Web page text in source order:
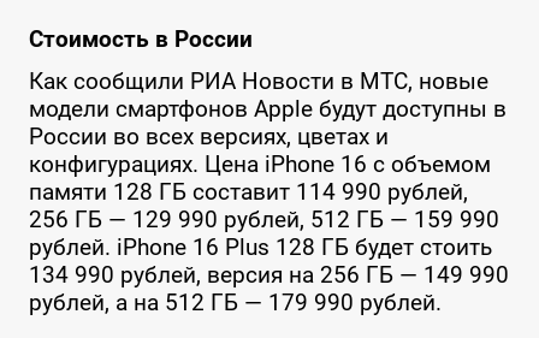
Стоимость в России
Как сообщили РИА Новости в МТС, новые
модели смартфонов Apple будут доступны в
России во всех версиях, цветах и
конфигурациях. Цена iPhone 16 с объемом
памяти 128 ГБ составит 114 990 рублей,
256 ГБ — 129 990 рублей, 512 ГБ — 159 990
рублей. iPhone 16 Plus 128 ГБ будет стоить
134 990 рублей, версия на 256 ГБ — 149 990
рублей, а на 512 ГБ — 179 990 рублей.